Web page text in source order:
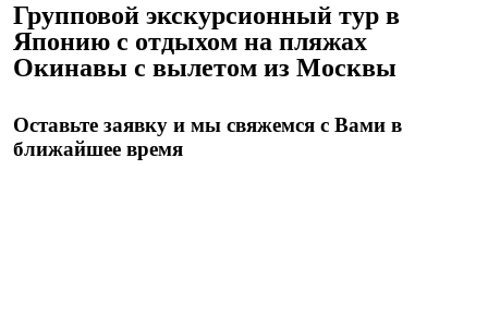
Групповой экскурсионный тур в
Японию с отдыхом на пляжах
Окинавы с вылетом из Москвы
Оставьте заявку и мы свяжемся с Вами в
ближайшее время